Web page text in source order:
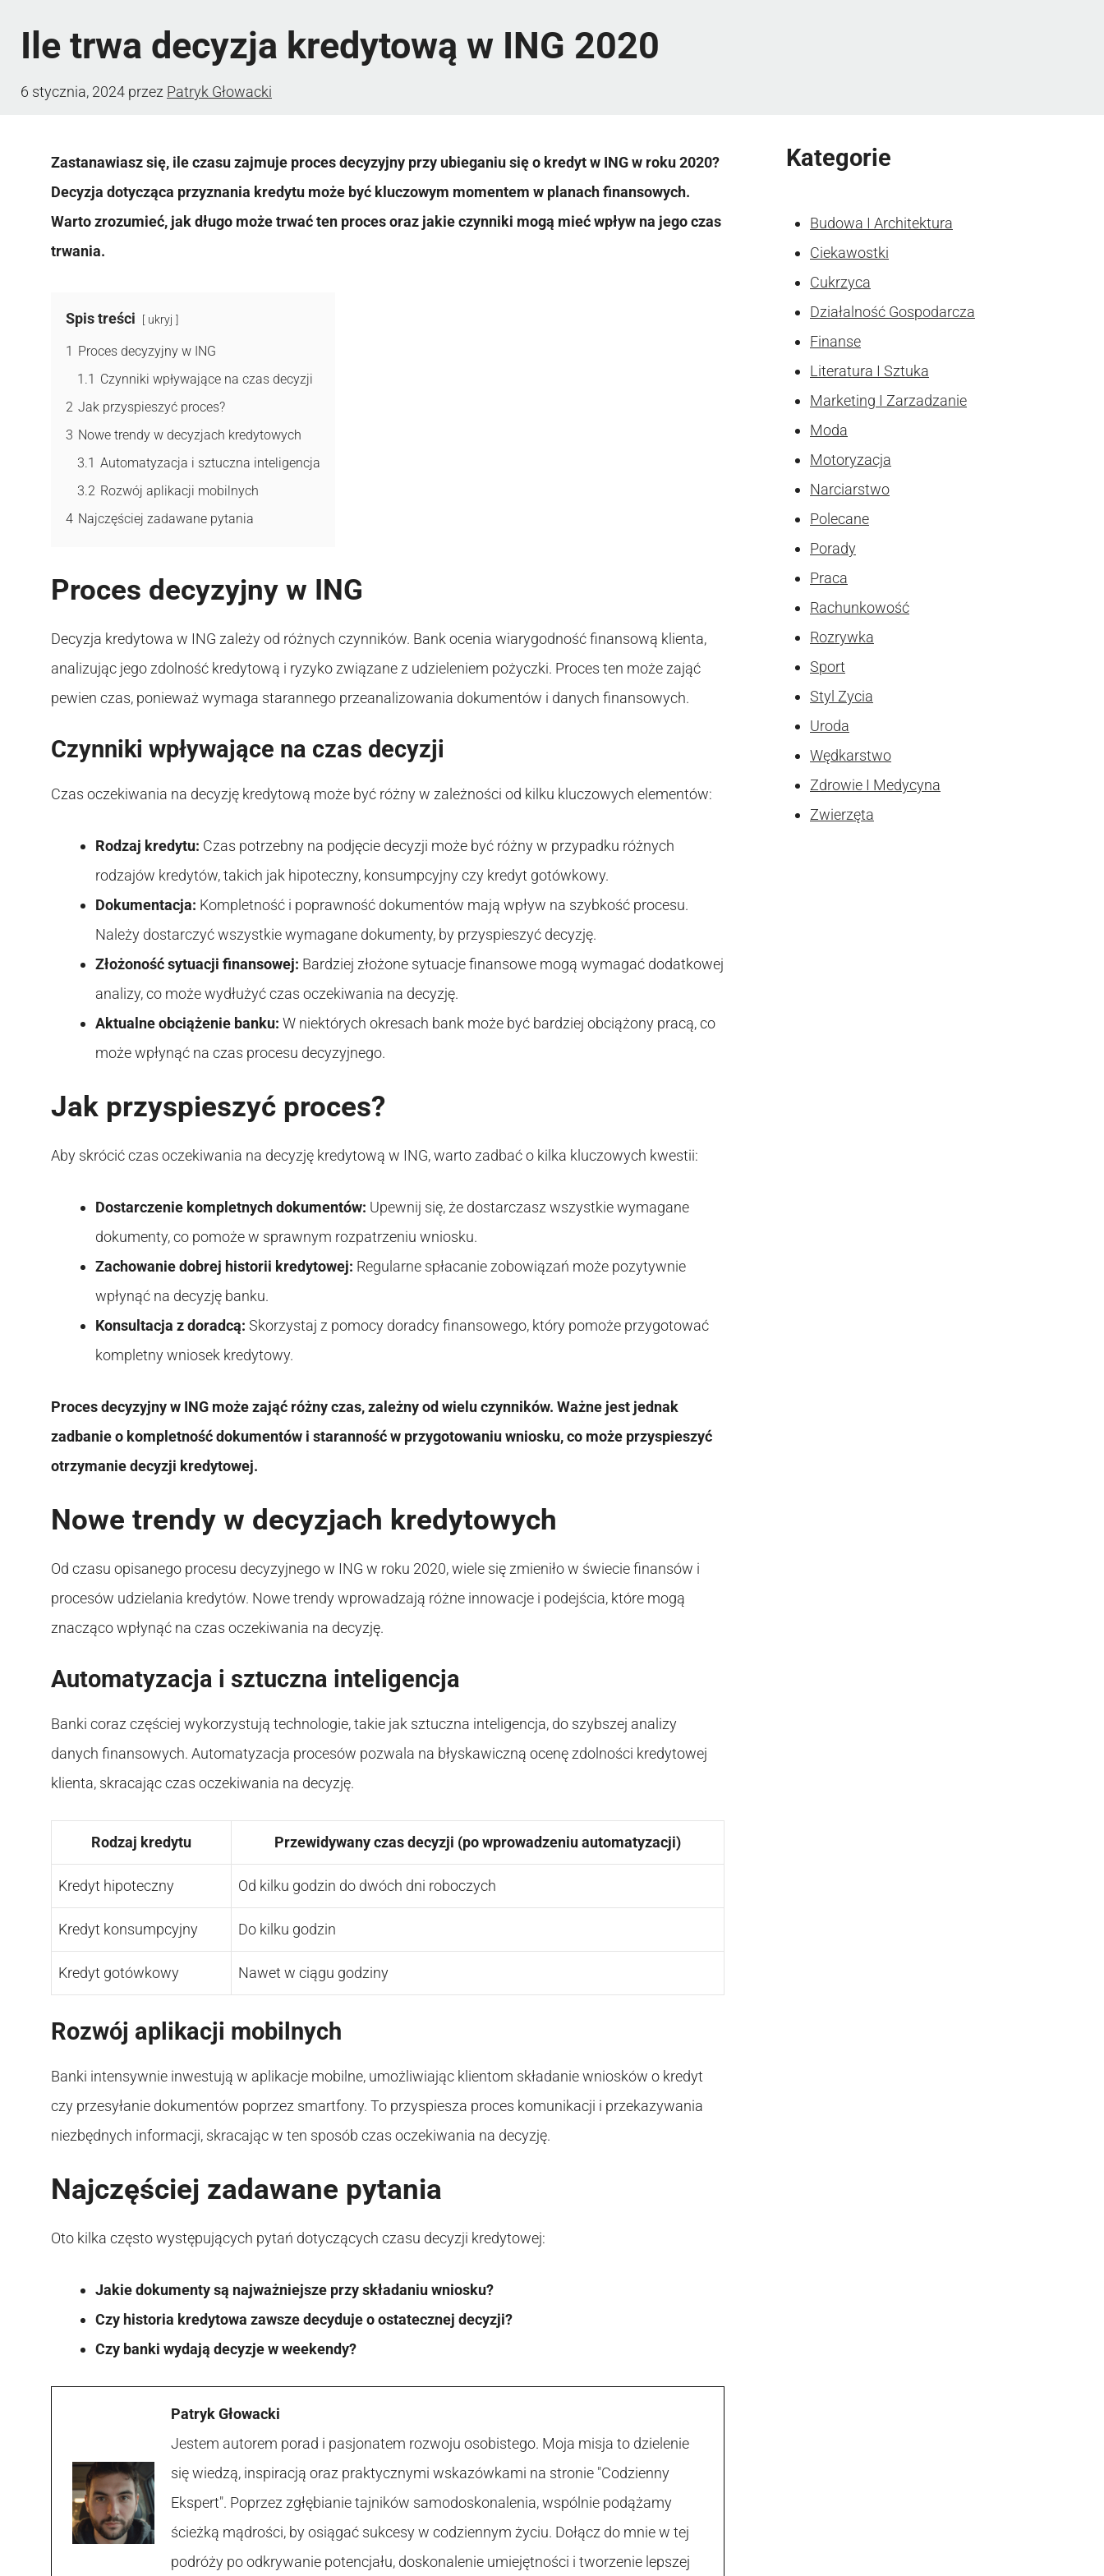
Ile trwa decyzja kredytową w ING 2020
6 stycznia, 2024 przez Patryk Głowacki
Zastanawiasz się, ile czasu zajmuje proces decyzyjny przy ubieganiu się o kredyt w ING w roku 2020?
Decyzja dotycząca przyznania kredytu może być kluczowym momentem w planach finansowych.
Warto zrozumieć, jak długo może trwać ten proces oraz jakie czynniki mogą mieć wpływ na jego czas
trwania.
Spis treści ukryj
1 Proces decyzyjny w ING
1.1 Czynniki wpływające na czas decyzji
2 Jak przyspieszyć proces?
3 Nowe trendy w decyzjach kredytowych
3.1 Automatyzacja i sztuczna inteligencja
3.2 Rozwój aplikacji mobilnych
4 Najczęściej zadawane pytania
Proces decyzyjny w ING
Decyzja kredytowa w ING zależy od różnych czynników. Bank ocenia wiarygodność finansową klienta,
analizując jego zdolność kredytową i ryzyko związane z udzieleniem pożyczki. Proces ten może zająć
pewien czas, ponieważ wymaga starannego przeanalizowania dokumentów i danych finansowych.
Czynniki wpływające na czas decyzji
Czas oczekiwania na decyzję kredytową może być różny w zależności od kilku kluczowych elementów:
Rodzaj kredytu: Czas potrzebny na podjęcie decyzji może być różny w przypadku różnych
rodzajów kredytów, takich jak hipoteczny, konsumpcyjny czy kredyt gotówkowy.
Dokumentacja: Kompletność i poprawność dokumentów mają wpływ na szybkość procesu.
Należy dostarczyć wszystkie wymagane dokumenty, by przyspieszyć decyzję.
Złożoność sytuacji finansowej: Bardziej złożone sytuacje finansowe mogą wymagać dodatkowej
analizy, co może wydłużyć czas oczekiwania na decyzję.
Aktualne obciążenie banku: W niektórych okresach bank może być bardziej obciążony pracą, co
może wpłynąć na czas procesu decyzyjnego.
Jak przyspieszyć proces?
Aby skrócić czas oczekiwania na decyzję kredytową w ING, warto zadbać o kilka kluczowych kwestii:
Dostarczenie kompletnych dokumentów: Upewnij się, że dostarczasz wszystkie wymagane
dokumenty, co pomoże w sprawnym rozpatrzeniu wniosku.
Zachowanie dobrej historii kredytowej: Regularne spłacanie zobowiązań może pozytywnie
wpłynąć na decyzję banku.
Konsultacja z doradcą: Skorzystaj z pomocy doradcy finansowego, który pomoże przygotować
kompletny wniosek kredytowy.
Proces decyzyjny w ING może zająć różny czas, zależny od wielu czynników. Ważne jest jednak
zadbanie o kompletność dokumentów i staranność w przygotowaniu wniosku, co może przyspieszyć
otrzymanie decyzji kredytowej.
Nowe trendy w decyzjach kredytowych
Od czasu opisanego procesu decyzyjnego w ING w roku 2020, wiele się zmieniło w świecie finansów i
procesów udzielania kredytów. Nowe trendy wprowadzają różne innowacje i podejścia, które mogą
znacząco wpłynąć na czas oczekiwania na decyzję.
Automatyzacja i sztuczna inteligencja
Banki coraz częściej wykorzystują technologie, takie jak sztuczna inteligencja, do szybszej analizy
danych finansowych. Automatyzacja procesów pozwala na błyskawiczną ocenę zdolności kredytowej
klienta, skracając czas oczekiwania na decyzję.
Rodzaj kredytu Przewidywany czas decyzji (po wprowadzeniu automatyzacji)
Kredyt hipoteczny Od kilku godzin do dwóch dni roboczych
Kredyt konsumpcyjny Do kilku godzin
Kredyt gotówkowy Nawet w ciągu godziny
Rozwój aplikacji mobilnych
Banki intensywnie inwestują w aplikacje mobilne, umożliwiając klientom składanie wniosków o kredyt
czy przesyłanie dokumentów poprzez smartfony. To przyspiesza proces komunikacji i przekazywania
niezbędnych informacji, skracając w ten sposób czas oczekiwania na decyzję.
Najczęściej zadawane pytania
Oto kilka często występujących pytań dotyczących czasu decyzji kredytowej:
Jakie dokumenty są najważniejsze przy składaniu wniosku?
Czy historia kredytowa zawsze decyduje o ostatecznej decyzji?
Czy banki wydają decyzje w weekendy?
Patryk Głowacki
Jestem autorem porad i pasjonatem rozwoju osobistego. Moja misja to dzielenie
się wiedzą, inspiracją oraz praktycznymi wskazówkami na stronie "Codzienny
Ekspert". Poprzez zgłębianie tajników samodoskonalenia, wspólnie podążamy
ścieżką mądrości, by osiągać sukcesy w codziennym życiu. Dołącz do mnie w tej
podróży po odkrywanie potencjału, doskonalenie umiejętności i tworzenie lepszej
Kategorie
Budowa I Architektura
Ciekawostki
Cukrzyca
Działalność Gospodarcza
Finanse
Literatura I Sztuka
Marketing I Zarzadzanie
Moda
Motoryzacja
Narciarstwo
Polecane
Porady
Praca
Rachunkowość
Rozrywka
Sport
Styl Zycia
Uroda
Wędkarstwo
Zdrowie I Medycyna
Zwierzęta